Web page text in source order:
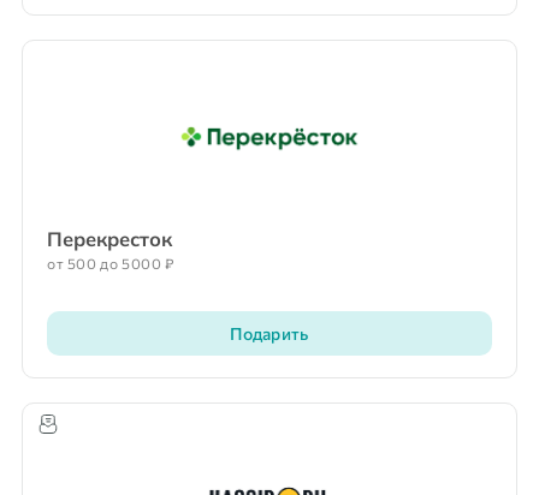
Перекресток
от 500 до 5000 ₽
Подарить